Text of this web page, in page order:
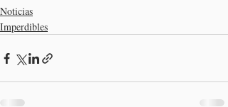
Noticias
Imperdibles